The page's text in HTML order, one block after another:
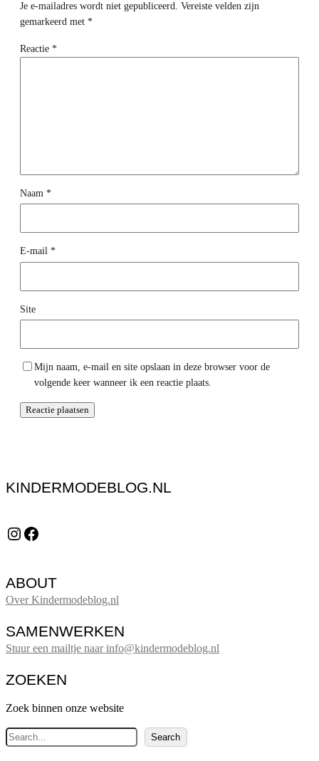
Je e-mailadres wordt niet gepubliceerd. Vereiste velden zijn
gemarkeerd met *
Reactie *
Naam *
E-mail *
Site
Mijn naam, e-mail en site opslaan in deze browser voor de
volgende keer wanneer ik een reactie plaats.
KINDERMODEBLOG.NL
Instagram Facebook
ABOUT
Over Kindermodeblog.nl
SAMENWERKEN
Stuur een mailtje naar info@kindermodeblog.nl
ZOEKEN
Zoek binnen onze website
Z
o
Search